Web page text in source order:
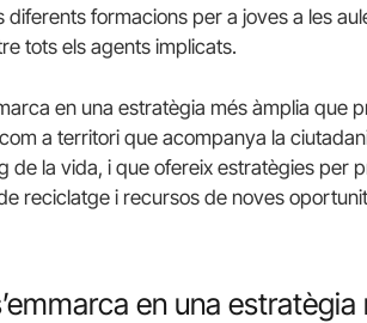
formacions per a joves a les
tots els agents implicats.
en una estratègia més àmplia que
a territori que acompanya la
de la vida, i que ofereix estratègies per
reciclatge i recursos de noves
en una